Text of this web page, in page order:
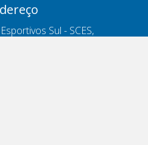
Sul - SCES,